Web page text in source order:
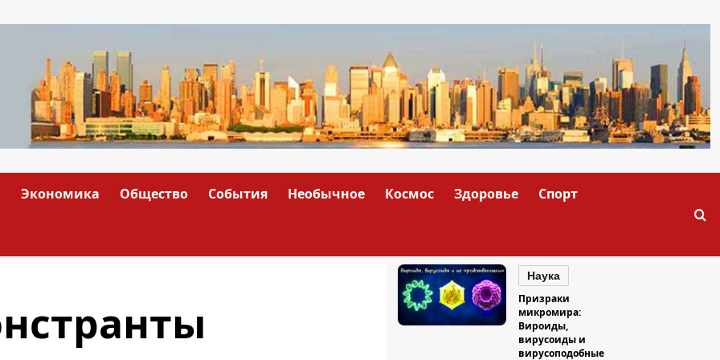
Экономика Общество События Необычное Космос Здоровье Спорт
Наука
Призраки
микромира:
Вироиды,
вирусоиды и
вирусоподобные